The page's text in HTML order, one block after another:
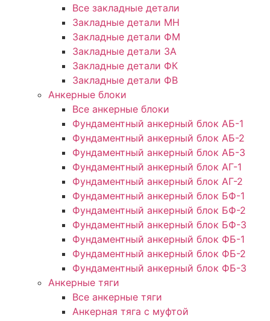
Все закладные детали
Закладные детали МН
Закладные детали ФМ
Закладные детали ЗА
Закладные детали ФК
Закладные детали ФВ
Анкерные блоки
Все анкерные блоки
Фундаментный анкерный блок АБ-1
Фундаментный анкерный блок АБ-2
Фундаментный анкерный блок АБ-3
Фундаментный анкерный блок АГ-1
Фундаментный анкерный блок АГ-2
Фундаментный анкерный блок БФ-1
Фундаментный анкерный блок БФ-2
Фундаментный анкерный блок БФ-3
Фундаментный анкерный блок ФБ-1
Фундаментный анкерный блок ФБ-2
Фундаментный анкерный блок ФБ-3
Анкерные тяги
Все анкерные тяги
Анкерная тяга с муфтой